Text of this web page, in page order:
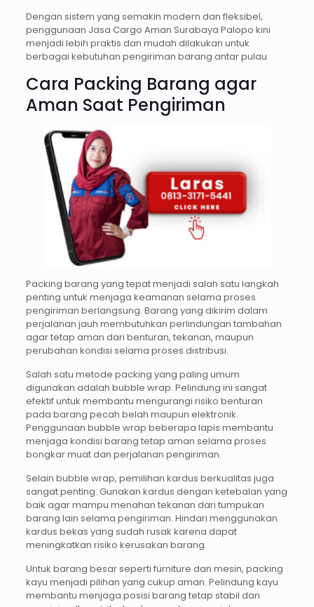
Dengan sistem yang semakin modern dan fleksibel,
penggunaan Jasa Cargo Aman Surabaya Palopo kini
menjadi lebih praktis dan mudah dilakukan untuk
berbagai kebutuhan pengiriman barang antar pulau.
Cara Packing Barang agar
Aman Saat Pengiriman
Packing barang yang tepat menjadi salah satu langkah
penting untuk menjaga keamanan selama proses
pengiriman berlangsung. Barang yang dikirim dalam
perjalanan jauh membutuhkan perlindungan tambahan
agar tetap aman dari benturan, tekanan, maupun
perubahan kondisi selama proses distribusi.
Salah satu metode packing yang paling umum
digunakan adalah bubble wrap. Pelindung ini sangat
efektif untuk membantu mengurangi risiko benturan
pada barang pecah belah maupun elektronik.
Penggunaan bubble wrap beberapa lapis membantu
menjaga kondisi barang tetap aman selama proses
bongkar muat dan perjalanan pengiriman.
Selain bubble wrap, pemilihan kardus berkualitas juga
sangat penting. Gunakan kardus dengan ketebalan yang
baik agar mampu menahan tekanan dari tumpukan
barang lain selama pengiriman. Hindari menggunakan
kardus bekas yang sudah rusak karena dapat
meningkatkan risiko kerusakan barang.
Untuk barang besar seperti furniture dan mesin, packing
kayu menjadi pilihan yang cukup aman. Pelindung kayu
membantu menjaga posisi barang tetap stabil dan